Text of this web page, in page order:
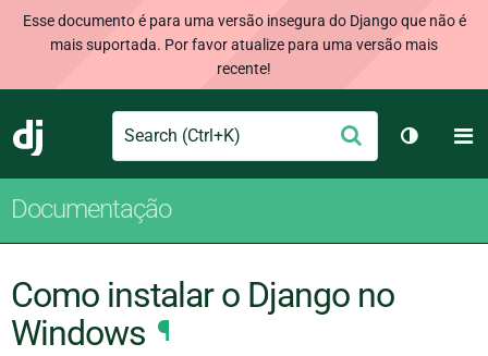
Esse documento é para uma versão insegura do Django que não é
mais suportada. Por favor atualize para uma versão mais
recente!
Django
Search Enviar
Alternar
Documentação
Como instalar o Django no
Windows ¶